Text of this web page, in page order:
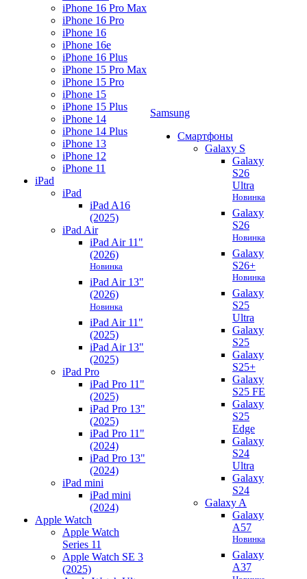
iPhone 16 Pro Max
iPhone 16 Pro
iPhone 16
iPhone 16e
iPhone 16 Plus
iPhone 15 Pro Max
iPhone 15 Pro
iPhone 15
iPhone 15 Plus
iPhone 14
iPhone 14 Plus
iPhone 13
iPhone 12
iPhone 11
iPad
iPad
iPad A16
(2025)
iPad Air
iPad Air 11"
(2026)
Новинка
iPad Air 13"
(2026)
Новинка
iPad Air 11"
(2025)
iPad Air 13"
(2025)
iPad Pro
iPad Pro 11"
(2025)
iPad Pro 13"
(2025)
iPad Pro 11"
(2024)
iPad Pro 13"
(2024)
iPad mini
iPad mini
(2024)
Apple Watch
Apple Watch
Series 11
Apple Watch SE 3
(2025)
Samsung
Смартфоны
Galaxy S
Galaxy
S26
Ultra
Новинка
Galaxy
S26
Новинка
Galaxy
S26+
Новинка
Galaxy
S25
Ultra
Galaxy
S25
Galaxy
S25+
Galaxy
S25 FE
Galaxy
S25
Edge
Galaxy
S24
Ultra
Galaxy
S24
Galaxy A
Galaxy
A57
Новинка
Galaxy
A37